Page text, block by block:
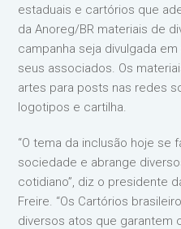
estaduais e cartórios que
da Anoreg/BR materiais de
campanha seja divulgada
seus associados. Os
artes para posts nas redes
logotipos e cartilha.
“O tema da inclusão hoje se
sociedade e abrange
cotidiano”, diz o presidente
Freire. “Os Cartórios
diversos atos que garantem